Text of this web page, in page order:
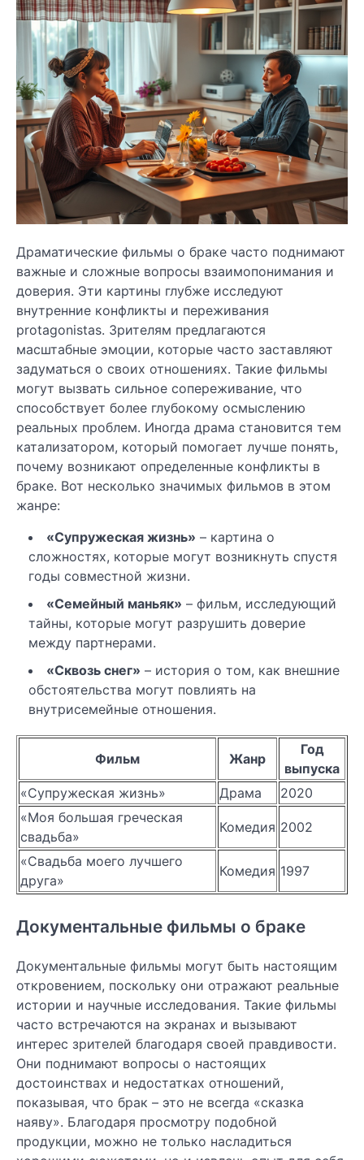
Драматические фильмы о браке часто поднимают
важные и сложные вопросы взаимопонимания и
доверия. Эти картины глубже исследуют
внутренние конфликты и переживания
protagonistas. Зрителям предлагаются
масштабные эмоции, которые часто заставляют
задуматься о своих отношениях. Такие фильмы
могут вызвать сильное сопереживание, что
способствует более глубокому осмыслению
реальных проблем. Иногда драма становится тем
катализатором, который помогает лучше понять,
почему возникают определенные конфликты в
браке. Вот несколько значимых фильмов в этом
жанре:
«Супружеская жизнь» – картина о
сложностях, которые могут возникнуть спустя
годы совместной жизни.
«Семейный маньяк» – фильм, исследующий
тайны, которые могут разрушить доверие
между партнерами.
«Сквозь снег» – история о том, как внешние
обстоятельства могут повлиять на
внутрисемейные отношения.
Фильм Жанр
Год
выпуска
«Супружеская жизнь»
Драма
2020
«Моя большая греческая
свадьба»
Комедия 2002
«Свадьба моего лучшего
друга»
Комедия 1997
Документальные фильмы о браке
Документальные фильмы могут быть настоящим
откровением, поскольку они отражают реальные
истории и научные исследования. Такие фильмы
часто встречаются на экранах и вызывают
интерес зрителей благодаря своей правдивости.
Они поднимают вопросы о настоящих
достоинствах и недостатках отношений,
показывая, что брак – это не всегда «сказка
наяву». Благодаря просмотру подобной
продукции, можно не только насладиться